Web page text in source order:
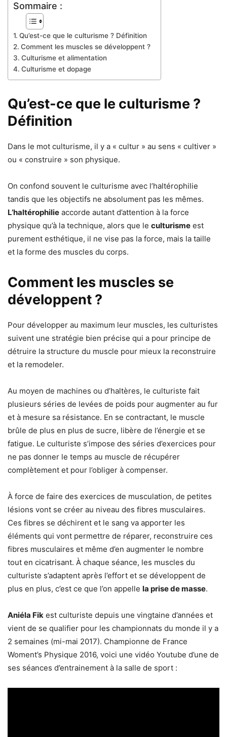
Sommaire :
Qu’est-ce que le culturisme ? Définition
Comment les muscles se développent ?
Culturisme et alimentation
Culturisme et dopage
Qu’est-ce que le culturisme ?
Définition
Dans le mot culturisme, il y a « cultur » au sens « cultiver »
ou « construire » son physique.
On confond souvent le culturisme avec l’haltérophilie
tandis que les objectifs ne absolument pas les mêmes.
L’haltérophilie accorde autant d’attention à la force
physique qu’à la technique, alors que le culturisme est
purement esthétique, il ne vise pas la force, mais la taille
et la forme des muscles du corps.
Comment les muscles se
développent ?
Pour développer au maximum leur muscles, les culturistes
suivent une stratégie bien précise qui a pour principe de
détruire la structure du muscle pour mieux la reconstruire
et la remodeler.
Au moyen de machines ou d’haltères, le culturiste fait
plusieurs séries de levées de poids pour augmenter au fur
et à mesure sa résistance. En se contractant, le muscle
brûle de plus en plus de sucre, libère de l’énergie et se
fatigue. Le culturiste s’impose des séries d’exercices pour
ne pas donner le temps au muscle de récupérer
complètement et pour l’obliger à compenser.
À force de faire des exercices de musculation, de petites
lésions vont se créer au niveau des fibres musculaires.
Ces fibres se déchirent et le sang va apporter les
éléments qui vont permettre de réparer, reconstruire ces
fibres musculaires et même d’en augmenter le nombre
tout en cicatrisant. À chaque séance, les muscles du
culturiste s’adaptent après l’effort et se développent de
plus en plus, c’est ce que l’on appelle la prise de masse.
Aniéla Fik est culturiste depuis une vingtaine d’années et
vient de se qualifier pour les championnats du monde il y a
2 semaines (mi-mai 2017). Championne de France
Woment’s Physique 2016, voici une vidéo Youtube d’une de
ses séances d’entrainement à la salle de sport :